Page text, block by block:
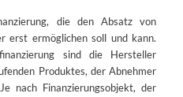
die den Absatz von
erst ermöglichen soll und kann.
sind die Hersteller
Produktes, der Abnehmer
nach Finanzierungsobjekt, der